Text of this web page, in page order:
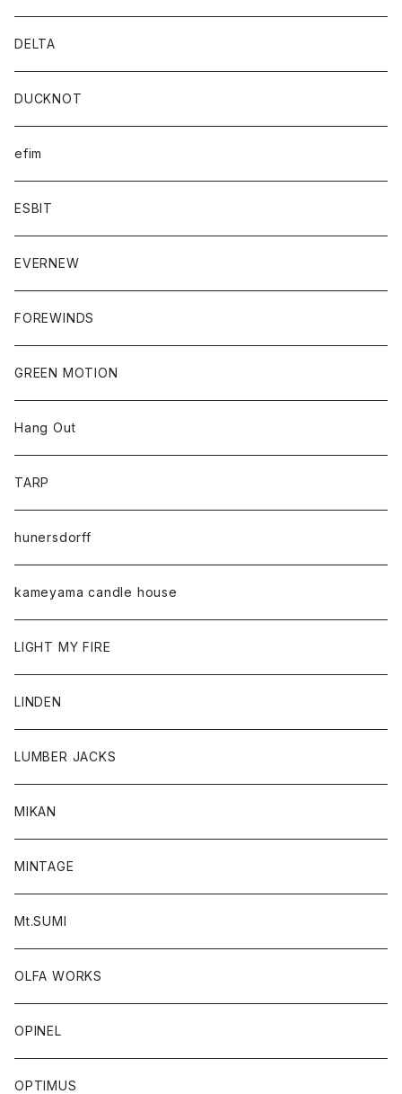
DELTA
DUCKNOT
efim
ESBIT
EVERNEW
FOREWINDS
GREEN MOTION
Hang Out
TARP
hunersdorff
kameyama candle house
LIGHT MY FIRE
LINDEN
LUMBER JACKS
MIKAN
MINTAGE
Mt.SUMI
OLFA WORKS
OPINEL
OPTIMUS